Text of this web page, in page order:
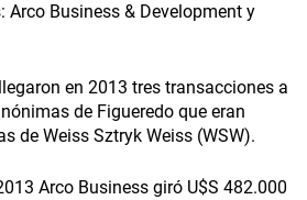
Arco Business & Development y
en 2013 tres transacciones a
de Figueredo que eran
de Weiss Sztryk Weiss (WSW).
Arco Business giró U$S 482.000